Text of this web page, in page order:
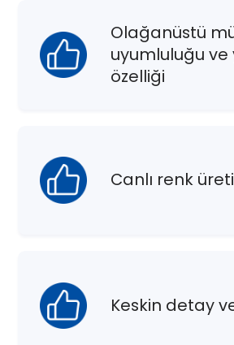
Olağanüstü
uyumluluğu ve
özelliği
Canlı renk
Keskin detay